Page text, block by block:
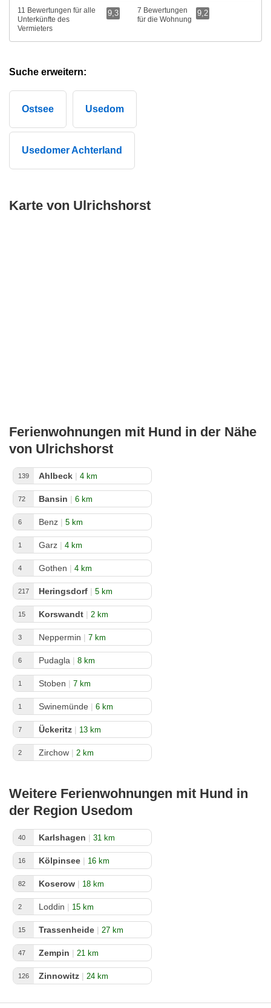
11 Bewertungen für alle
Unterkünfte des
Vermieters
9,3
7 Bewertungen
für die Wohnung
9,2
Suche erweitern:
Ostsee Usedom
Usedomer Achterland
Karte von Ulrichshorst
Ferienwohnungen mit Hund in der Nähe
von Ulrichshorst
139 Ahlbeck | 4 km
72 Bansin | 6 km
6 Benz | 5 km
1 Garz | 4 km
4 Gothen | 4 km
217 Heringsdorf | 5 km
15 Korswandt | 2 km
3 Neppermin | 7 km
6 Pudagla | 8 km
1 Stoben | 7 km
1 Swinemünde | 6 km
7 Ückeritz | 13 km
2 Zirchow | 2 km
Weitere Ferienwohnungen mit Hund in
der Region Usedom
40 Karlshagen | 31 km
16 Kölpinsee | 16 km
82 Koserow | 18 km
2 Loddin | 15 km
15 Trassenheide | 27 km
47 Zempin | 21 km
126 Zinnowitz | 24 km